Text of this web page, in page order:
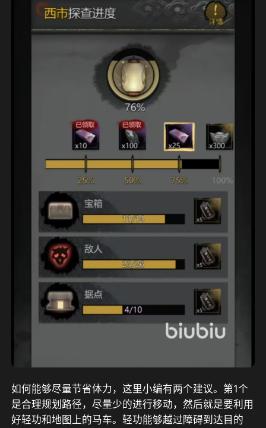
如何能够尽量节省体力，这里小编有两个建议。第1个
是合理规划路径，尽量少的进行移动，然后就是要利用
好轻功和地图上的马车。轻功能够越过障碍到达目的